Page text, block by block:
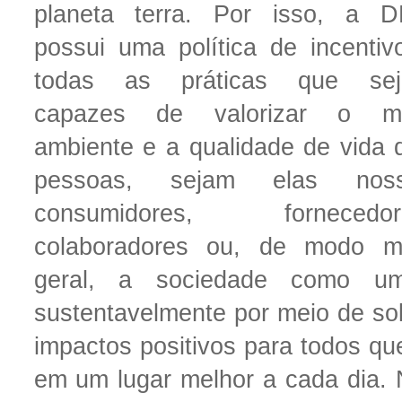
planeta terra. Por isso, a
possui uma política de
todas as práticas que
capazes de valorizar o
ambiente e a qualidade de vida
pessoas, sejam elas
consumidores,
colaboradores ou, de modo
geral, a sociedade como
sustentavelmente por meio de
impactos positivos para todos
em um lugar melhor a cada dia.